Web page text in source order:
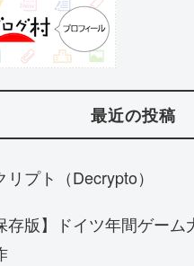
最近の投稿
リプト（Decrypto）
存版】ドイツ年間ゲー